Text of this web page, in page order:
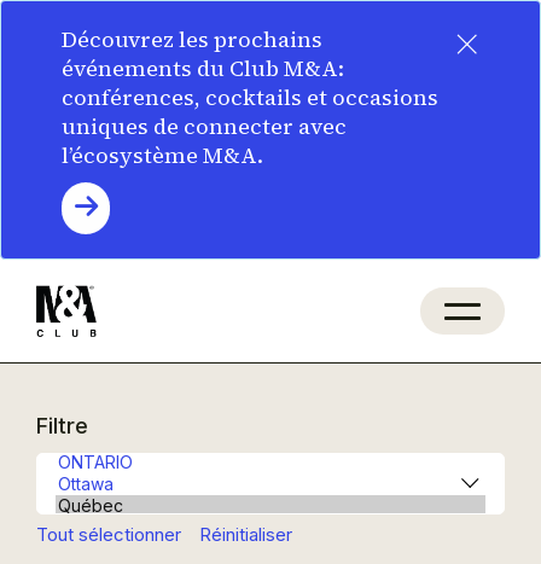
×
Découvrez les prochains
événements du Club M&A:
conférences, cocktails et occasions
uniques de connecter avec
l’écosystème M&A.
Filtre
Tout sélectionner Réinitialiser